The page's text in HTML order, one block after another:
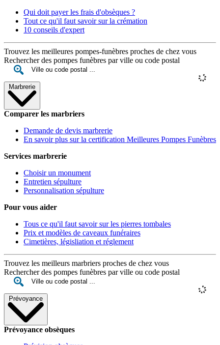
Qui doit payer les frais d'obsèques ?
Tout ce qu'il faut savoir sur la crémation
10 conseils d'expert
Trouvez les meilleures pompes-funèbres proches de chez vous
Rechercher des pompes funèbres par ville ou code postal
Marbrerie
Comparer les marbriers
Demande de devis marbrerie
En savoir plus sur la certification Meilleures Pompes Funèbres
Services marbrerie
Choisir un monument
Entretien sépulture
Personnalisation sépulture
Pour vous aider
Tous ce qu'il faut savoir sur les pierres tombales
Prix et modèles de caveaux funéraires
Cimetières, législiation et réglement
Trouvez les meilleurs marbriers proches de chez vous
Rechercher des pompes funèbres par ville ou code postal
Prévoyance
Prévoyance obsèques